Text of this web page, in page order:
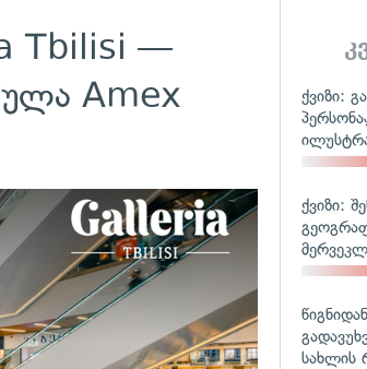
Tbilisi —
Amex
ქვიზი:
ქვიზი:
სახლის